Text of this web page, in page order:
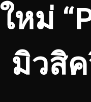
ใหม่
มิวสิ